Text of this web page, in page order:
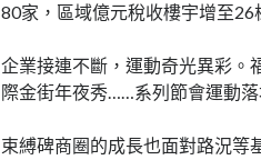
80家，區域億元稅收樓宇增至26
企業接連不斷，運動奇光異彩。
際金街年夜秀……系列節會運動落
束縛碑商圈的成長也面對路況等